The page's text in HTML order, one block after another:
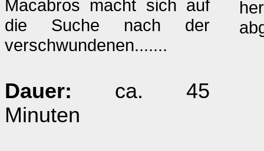
Macabros macht sich auf
die Suche nach der
verschwundenen.......
Dauer: ca. 45
Minuten